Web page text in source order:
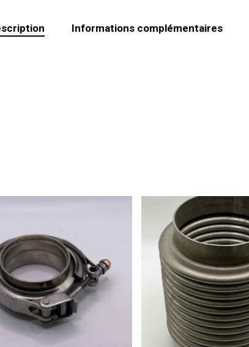
Informations complémentaires